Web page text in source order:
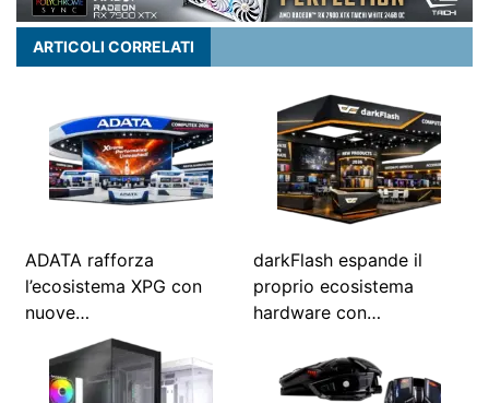
ARTICOLI CORRELATI
ADATA rafforza
l’ecosistema XPG con
nuove…
darkFlash espande il
proprio ecosistema
hardware con…